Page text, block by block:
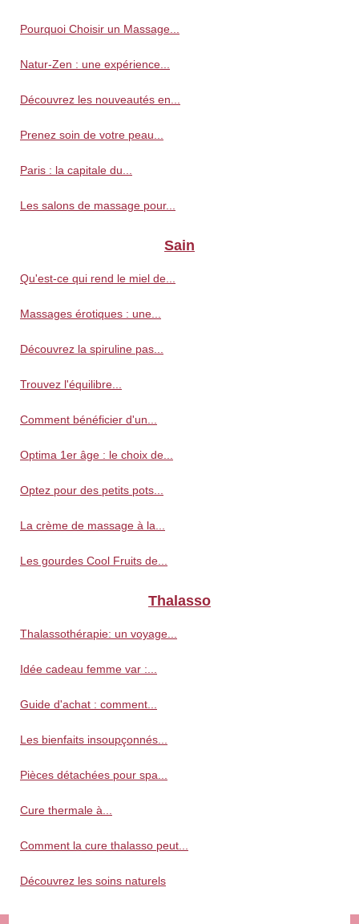
Pourquoi Choisir un Massage...
Natur-Zen : une expérience...
Découvrez les nouveautés en...
Prenez soin de votre peau...
Paris : la capitale du...
Les salons de massage pour...
Sain
Qu'est-ce qui rend le miel de...
Massages érotiques : une...
Découvrez la spiruline pas...
Trouvez l'équilibre...
Comment bénéficier d'un...
Optima 1er âge : le choix de...
Optez pour des petits pots...
La crème de massage à la...
Les gourdes Cool Fruits de...
Thalasso
Thalassothérapie: un voyage...
Idée cadeau femme var :...
Guide d'achat : comment...
Les bienfaits insoupçonnés...
Pièces détachées pour spa...
Cure thermale à...
Comment la cure thalasso peut...
Découvrez les soins naturels